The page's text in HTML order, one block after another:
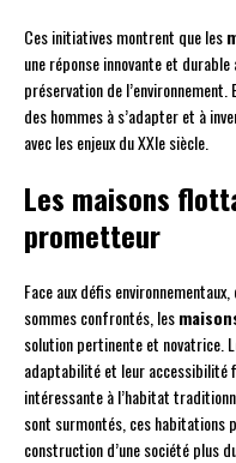
Ces initiatives montrent que les
une réponse innovante et
préservation de
des hommes à s’adapter et à
avec les enjeux du XXIe siècle.
Les maisons
prometteur
Face aux défis
sommes confrontés, les
solution pertinente et novatrice.
adaptabilité et leur accessibilité
intéressante à l’habitat
sont surmontés, ces
construction d’une société plus